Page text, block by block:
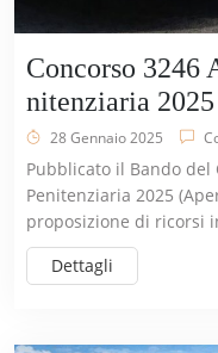
Concorso 3246
nitenziaria
28 Gennaio 2025
Pubblicato il Bando del
Penitenziaria 2025
proposizione di ricorsi
Dettagli